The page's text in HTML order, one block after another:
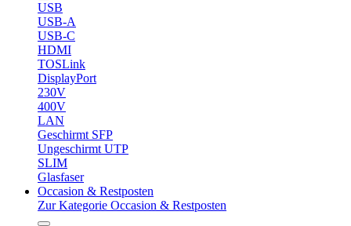
USB
USB-A
USB-C
HDMI
TOSLink
DisplayPort
230V
400V
LAN
Geschirmt SFP
Ungeschirmt UTP
SLIM
Glasfaser
Occasion & Restposten
Zur Kategorie Occasion & Restposten